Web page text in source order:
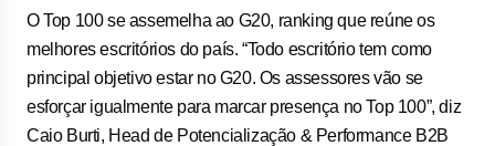
O Top 100 se assemelha ao G20, ranking que reúne os
melhores escritórios do país. “Todo escritório tem como
principal objetivo estar no G20. Os assessores vão se
esforçar igualmente para marcar presença no Top 100”, diz
Caio Burti, Head de Potencialização & Performance B2B